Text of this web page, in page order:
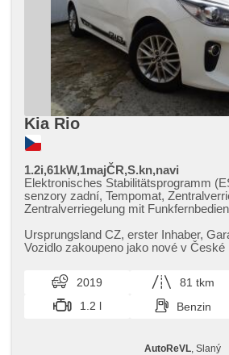
Kia Rio
1.2i,61kW,1majČR,S.kn,navi
Elektronisches Stabilitätsprogramm
senzory zadní, Tempomat,
Zentralverriegelung mit
Reifendrucksensor,
Navigation, Bluetooth, USB,
Nebelscheinwerfer, El. Spiegel,
einstellbar, Außenthermometer,
Teilbare Rücksitzbank, Positionssitze,
Kopflehnen, höheneinstellbare Sitze,
Ursprungsland CZ,​ erster Inhaber,​
Vozidlo zakoupeno jako nové v
2019 81 tkm
1.2 l
Benzin
AutoReVL , Slaný